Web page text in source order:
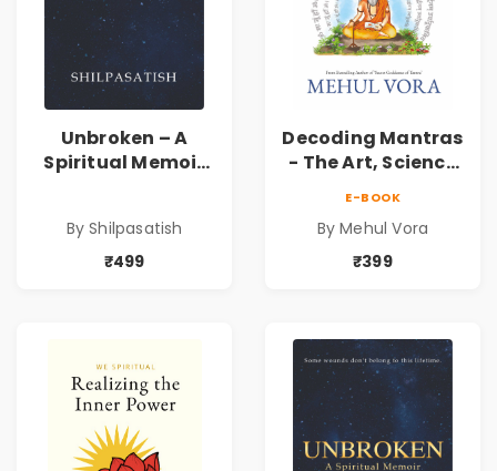
Unbroken – A
Spiritual Memoir
Self-Discovery
Book | Pre-Order
By Shilpasatish
₹499
Decoding Mantras
- The Art, Science
E-BOOK
By Mehul Vora
₹399